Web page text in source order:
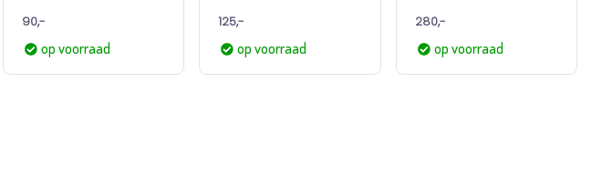
90,-
op voorraad
125,-
op voorraad
280,-
op voorraad